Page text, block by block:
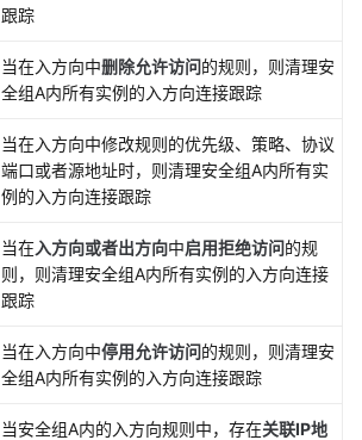
跟踪
当在入方向中删除允许访问的规则，则清理安
全组A内所有实例的入方向连接跟踪
当在入方向中修改规则的优先级、策略、协议
端口或者源地址时，则清理安全组A内所有实
例的入方向连接跟踪
当在入方向或者出方向中启用拒绝访问的规
则，则清理安全组A内所有实例的入方向连接
跟踪
当在入方向中停用允许访问的规则，则清理安
全组A内所有实例的入方向连接跟踪
当安全组A内的入方向规则中，存在关联IP地